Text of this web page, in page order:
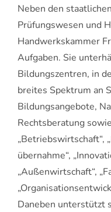
Neben den
Prüfungswesen und
Handwerkskammer
Aufgaben. Sie
Bil­dungs­zent­ren, in
breites Spektrum an
Bildungsangebote,
Rechtsberatung
„Betriebswirtschaft“,
übernahme“,
„Außenwirtschaft“,
Daneben unterstützt